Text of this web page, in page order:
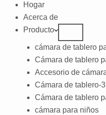
Hogar
Acerca de
Producto
cámara de tablero
Cámara de tablero
Accesorio de
Cámara de tablero-
Cámara de tablero
cámara para niños